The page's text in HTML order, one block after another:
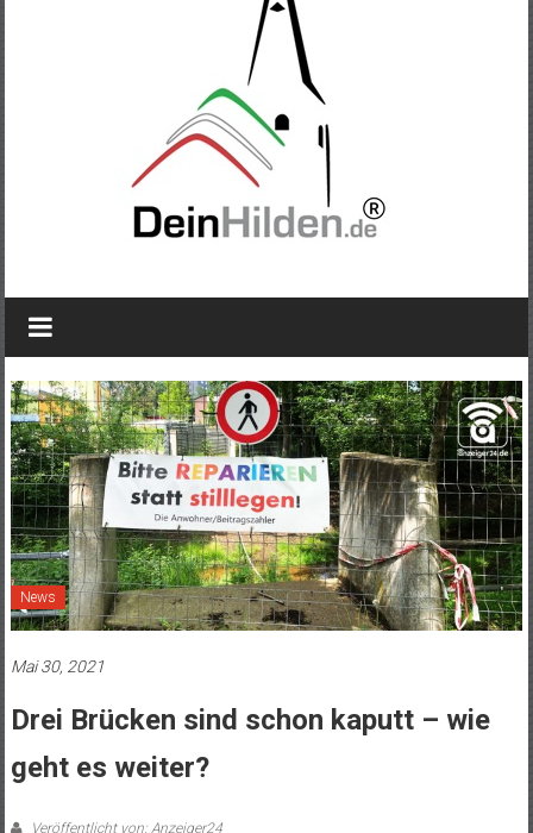
News
Mai 30, 2021
Drei Brücken sind schon kaputt – wie
geht es weiter?
Veröffentlicht von: Anzeiger24